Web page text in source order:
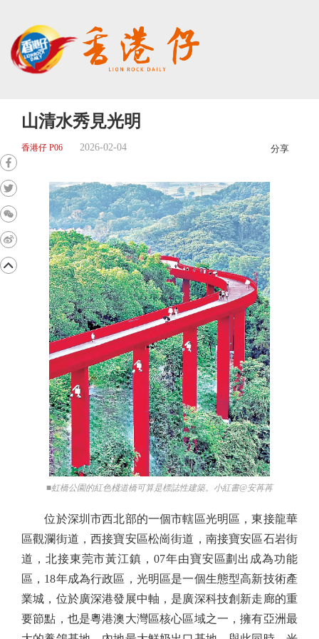
山清水秀見光明
香港仔 P06 2026-02-04 分享
■虹橋公園的紅色棧道橋可算是標誌性建築。小紅書@安苒苒
位於深圳市西北部的一個市轄區光明區，東接龍華
區觀瀾街道，西接寶安區松崗街道，南接寶安區石岩街
道，北接東莞市黃江鎮，07年由寶安區劃出成為功能
區，18年成為行政區，光明區是一個生態型高新技術產
業城，位於廣深港發展中軸，是廣深科技創新走廊的重
要節點，也是粵港澳大灣區核心區域之一，擁有亞洲最